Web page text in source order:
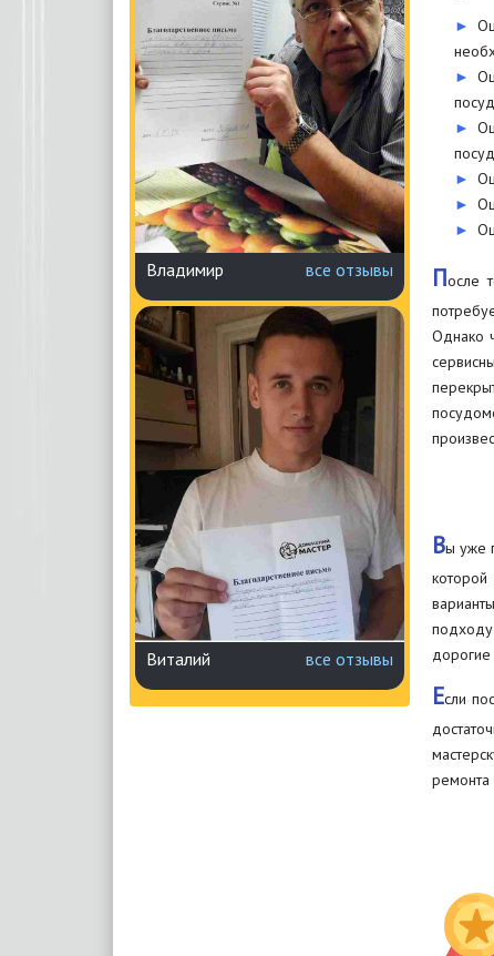
Владимир все отзывы
Виталий все отзывы
осле
Однако
Вы уже
подходу
дорогие
Если
ремонта